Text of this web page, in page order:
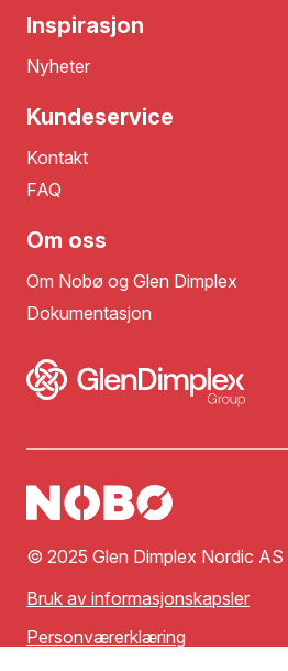
Inspirasjon
Nyheter
Kundeservice
Kontakt
FAQ
Om oss
Om Nobø og Glen Dimplex
Dokumentasjon
© 2025 Glen Dimplex Nordic AS
Bruk av informasjonskapsler
Personværerklæring